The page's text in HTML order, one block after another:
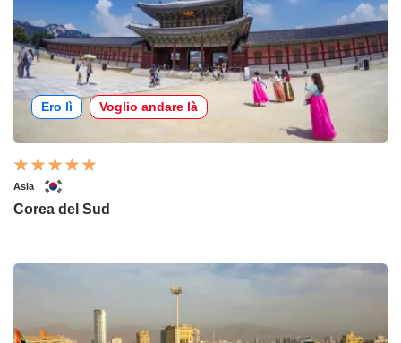
Ero lì Voglio andare là
Asia
Corea del Sud